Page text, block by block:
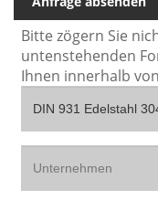
Bitte zögern Sie
untenstehenden
Ihnen innerhalb